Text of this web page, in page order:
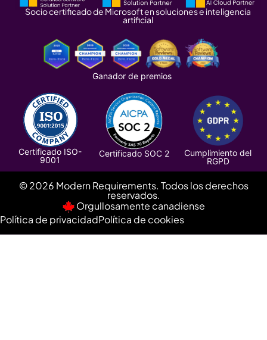
Socio certificado de Microsoft en soluciones e inteligencia
artificial
Ganador de premios
Certificado ISO-
9001
Certificado SOC 2
Cumplimiento del
RGPD
© 2026 Modern Requirements. Todos los derechos
reservados.
Orgullosamente canadiense
Política de privacidadPolítica de cookies